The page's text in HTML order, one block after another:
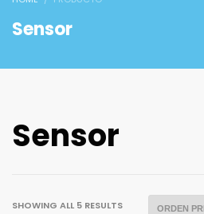
Sensor
Sensor
SHOWING ALL 5 RESULTS